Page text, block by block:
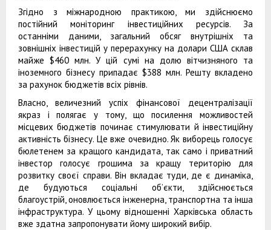
Згідно з міжнародною практикою, ми здійснюємо
постійний моніторинг інвестиційних ресурсів. За
останніми даними, загальний обсяг внутрішніх та
зовнішніх інвестицій у перерахунку на долари США склав
майже $460 млн. У цій сумі на долю вітчизняного та
іноземного бізнесу припадає $388 млн. Решту вкладено
за рахунок бюджетів всіх рівнів.
Власно, величезний успіх фінансової децентралізації
якраз і полягає у тому, що посилення можливостей
місцевих бюджетів починає стимулювати й інвестиційну
активність бізнесу. Це вже очевидно. Як виборець голосує
бюлетенем за кращого кандидата, так само і приватний
інвестор голосує грошима за кращу територію для
розвитку своєї справи. Він вкладає туди, де є динаміка,
де будуються соціальні об’єкти, здійснюється
благоустрій, оновлюється інженерна, транспортна та інша
інфраструктура. У цьому відношенні Харківська область
вже здатна запропонувати йому широкий вибір.